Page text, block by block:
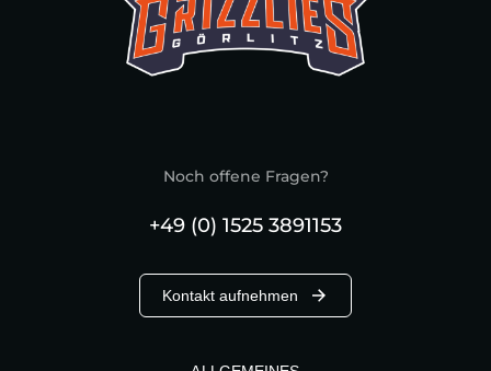
Noch offene Fragen?
+49 (0) 1525 3891153
Kontakt aufnehmen